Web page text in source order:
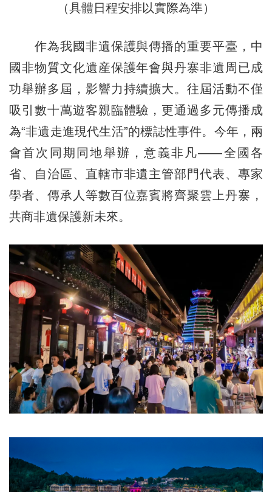
（具體日程安排以實際為準）
作為我國非遺保護與傳播的重要平臺，中
國非物質文化遺産保護年會與丹寨非遺周已成
功舉辦多屆，影響力持續擴大。往屆活動不僅
吸引數十萬遊客親臨體驗，更通過多元傳播成
為“非遺走進現代生活”的標誌性事件。今年，兩
會首次同期同地舉辦，意義非凡——全國各
省、自治區、直轄市非遺主管部門代表、專家
學者、傳承人等數百位嘉賓將齊聚雲上丹寨，
共商非遺保護新未來。